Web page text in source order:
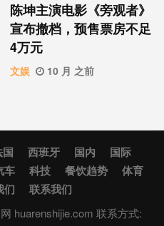
陈坤主演电影《旁观者》
宣布撤档，预售票房不足
4万元
文娱 10 月 之前
西班牙 国内
国际
车 科技 餐饮趋势
体育
们 联系我们
huarenshijie.com 联系方式: